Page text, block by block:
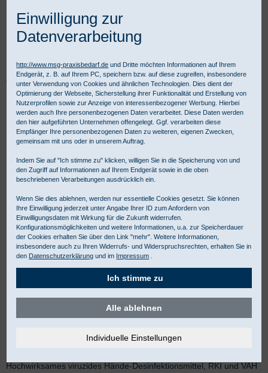
Praxisbedarf Shop Hygiene Desinfektion
Händedesinfektion
Sterillium Virugard
Sterillium Virugard
Hochwirksames viruzides Hände-Desinfektionsmittel, RKI und VAH
Einwilligung zur
Datenverarbeitung
http://www.msg-praxisbedarf.de und Dritte möchten Informationen auf Ihrem
Endgerät, z. B. auf Ihrem PC, speichern bzw. auf diese zugreifen, insbesondere
unter Verwendung von Cookies und ähnlichen Technologien. Dies dient der
Optimierung der Webseite, Sicherstellung ihrer Funktionalität und Erstellung von
Nutzerprofilen sowie zur Anzeige von interessenbezogener Werbung. Hierbei
werden auch Ihre personenbezogenen Daten verarbeitet. Diese Daten werden
den hier aufgeführten Unternehmen offengelegt. Ggf. verarbeiten diese
Empfänger Ihre personenbezogenen Daten zu weiteren, eigenen Zwecken,
gemeinsam mit uns oder in unserem Auftrag.
Indem Sie auf "Ich stimme zu" klicken, willigen Sie in die Speicherung von und
den Zugriff auf Informationen auf Ihrem Endgerät sowie in die oben
beschriebenen Verarbeitungen ausdrücklich ein.
Wenn Sie dies ablehnen, werden nur essentielle Cookies gesetzt. Sie können
Ihre Einwilligung jederzeit unter Angabe Ihrer ID zum Anfordern von
Einwilligungsdaten mit Wirkung für die Zukunft widerrufen.
Konfigurationsmöglichkeiten und weitere Informationen, u.a. zur Speicherdauer
der Cookies erhalten Sie über den Link "mehr". Weitere Informationen,
insbesondere auch zu Ihren Widerrufs- und Widerspruchsrechten, erhalten Sie in
den Datenschutzerklärung und im Impressum
Ich stimme zu
Alle ablehnen